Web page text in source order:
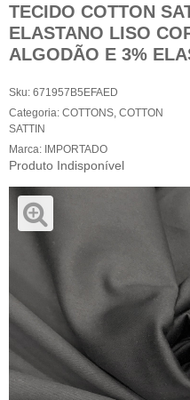
TECIDO COTTON
ELASTANO LISO
ALGODÃO E 3%
Sku: 671957B5EFAED
Categoria: COTTONS, COTTON
SATTIN
Marca: IMPORTADO
Produto Indisponível